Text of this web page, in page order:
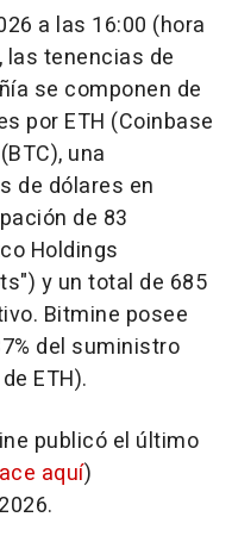
a las 16:00 (hora
las tenencias de
se componen de
por ETH (Coinbase
una
de dólares en
de 83
Holdings
y un total de 685
Bitmine posee
del suministro
ETH).
publicó el último
aquí)